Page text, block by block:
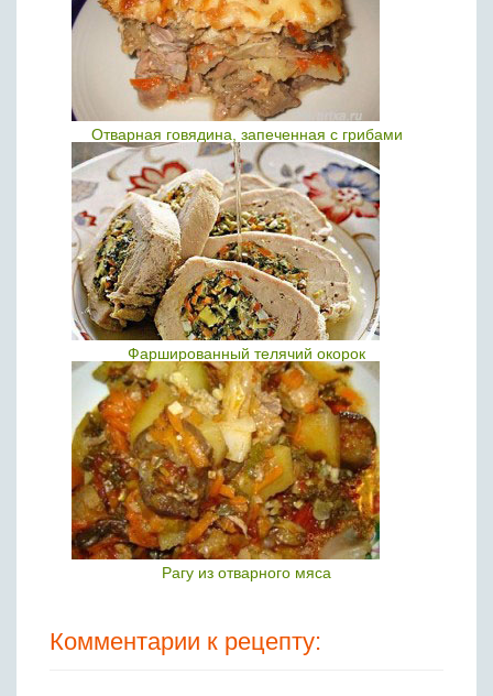
Отварная говядина, запеченная с грибами
Фаршированный телячий окорок
Рагу из отварного мяса
Комментарии к рецепту: